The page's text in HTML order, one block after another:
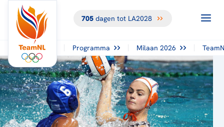
705dagen tot LA2028
Programma Milaan 2026